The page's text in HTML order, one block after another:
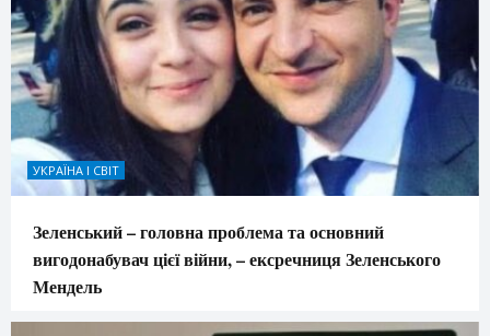
УКРАЇНА І СВІТ
Зеленський – головна проблема та основний
вигодонабувач цієї війни, – ексречниця Зеленського
Мендель